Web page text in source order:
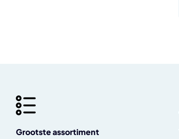
Grootste assortiment